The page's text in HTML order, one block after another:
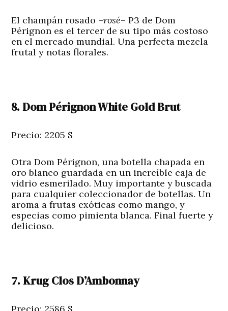
El champán rosado –rosé– P3 de Dom
Pérignon es el tercer de su tipo más costoso
en el mercado mundial. Una perfecta mezcla
frutal y notas florales.
8. Dom Pérignon White Gold Brut
Precio: 2205 $
Otra Dom Pérignon, una botella chapada en
oro blanco guardada en un increíble caja de
vidrio esmerilado. Muy importante y buscada
para cualquier coleccionador de botellas. Un
aroma a frutas exóticas como mango, y
especias como pimienta blanca. Final fuerte y
delicioso.
7. Krug Clos D’Ambonnay